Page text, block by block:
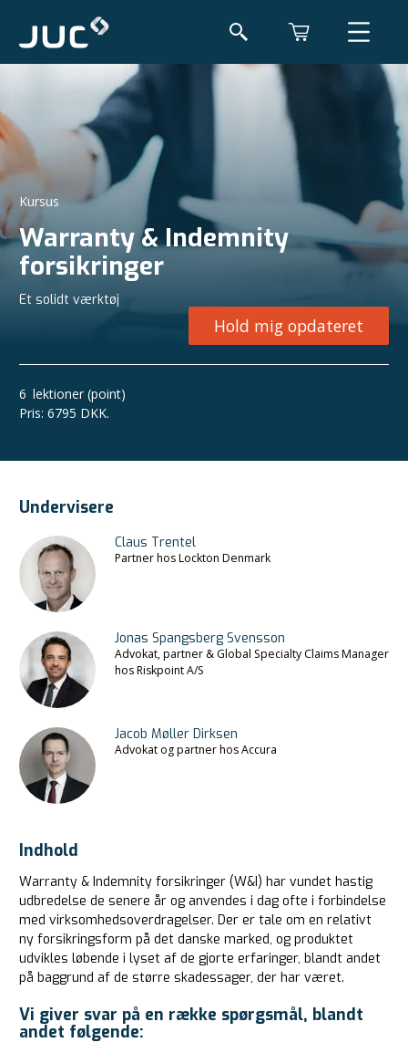
Kursus
Warranty & Indemnity
forsikringer
Et solidt værktøj
Hold mig opdateret
6 lektioner (point)
Pris: 6795 DKK.
Undervisere
Claus Trentel
Partner hos Lockton Denmark
Jonas Spangsberg Svensson
Advokat, partner & Global Specialty Claims Manager
hos Riskpoint A/S
Jacob Møller Dirksen
Advokat og partner hos Accura
Indhold
Warranty & Indemnity forsikringer (W&I) har vundet hastig
udbredelse de senere år og anvendes i dag ofte i forbindelse
med virksomhedsoverdragelser. Der er tale om en relativt
ny forsikringsform på det danske marked, og produktet
udvikles løbende i lyset af de gjorte erfaringer, blandt andet
på baggrund af de større skadessager, der har været.
Vi giver svar på en række spørgsmål, blandt
andet følgende: